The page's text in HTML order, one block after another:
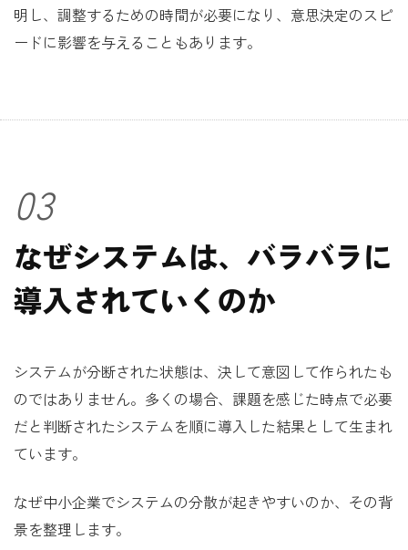
明し、調整するための時間が必要になり、意思決定のスピ
ードに影響を与えることもあります。
03
なぜシステムは、バラバラに
導入されていくのか
システムが分断された状態は、決して意図して作られたも
のではありません。多くの場合、課題を感じた時点で必要
だと判断されたシステムを順に導入した結果として生まれ
ています。
なぜ中小企業でシステムの分散が起きやすいのか、その背
景を整理します。